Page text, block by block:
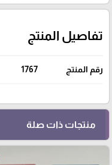
تفاصيل المنتج
رقم المنتج 1767
منتجات ذات صلة